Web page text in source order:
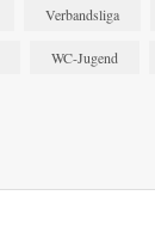
Verbandsliga
WC-Jugend